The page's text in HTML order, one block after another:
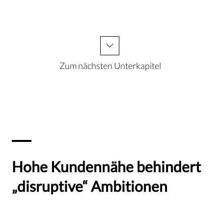
Zum nächsten Unterkapitel
Hohe Kundennähe behindert
„disruptive“ Ambitionen